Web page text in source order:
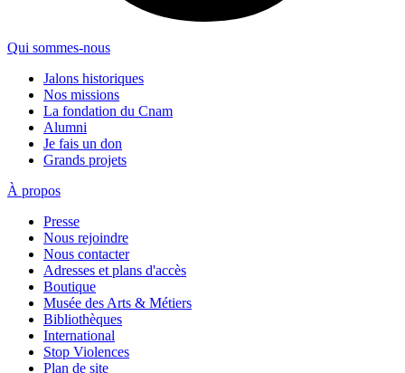
Qui sommes-nous
Jalons historiques
Nos missions
La fondation du Cnam
Alumni
Je fais un don
Grands projets
À propos
Presse
Nous rejoindre
Nous contacter
Adresses et plans d'accès
Boutique
Musée des Arts & Métiers
Bibliothèques
International
Stop Violences
Plan de site